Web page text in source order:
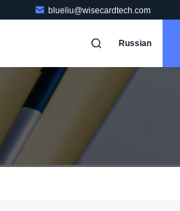
blueliu@wisecardtech.com
Russian